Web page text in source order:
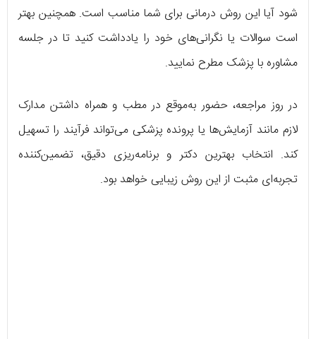
شود آیا این روش درمانی برای شما مناسب است. همچنین بهتر
است سوالات یا نگرانی‌های خود را یادداشت کنید تا در جلسه
مشاوره با پزشک مطرح نمایید.
در روز مراجعه، حضور به‌موقع در مطب و همراه داشتن مدارک
لازم مانند آزمایش‌ها یا پرونده پزشکی می‌تواند فرآیند را تسهیل
کند. انتخاب بهترین دکتر و برنامه‌ریزی دقیق، تضمین‌کننده
تجربه‌ای مثبت از این روش زیبایی خواهد بود.